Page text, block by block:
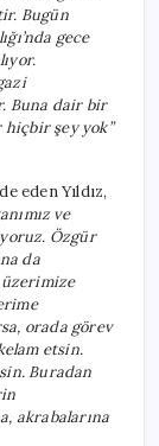
Bugün
gece
Buna dair bir
şey yok”
eden Yıldız,
ve
Özgür
da
üzerimize
orada görev
etsin.
Buradan
akrabalarına